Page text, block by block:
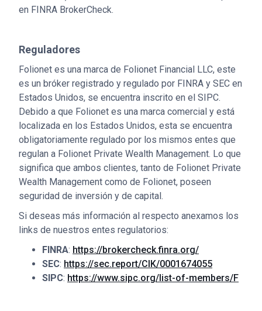
en FINRA BrokerCheck.
Reguladores
Folionet es una marca de Folionet Financial LLC, este
es un bróker registrado y regulado por FINRA y SEC en
Estados Unidos, se encuentra inscrito en el SIPC.
Debido a que Folionet es una marca comercial y está
localizada en los Estados Unidos, esta se encuentra
obligatoriamente regulado por los mismos entes que
regulan a Folionet Private Wealth Management. Lo que
significa que ambos clientes, tanto de Folionet Private
Wealth Management como de Folionet, poseen
seguridad de inversión y de capital.
‍Si deseas más información al respecto anexamos los
links de nuestros entes regulatorios:
FINRA: https://brokercheck.finra.org/
SEC: https://sec.report/CIK/0001674055
SIPC: https://www.sipc.org/list-of-members/F